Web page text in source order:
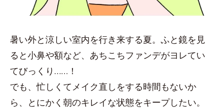
暑い外と涼しい室内を行き来する夏。ふと鏡を見
ると小鼻や額など、あちこちファンデがヨレてい
てびっくり……！
でも、忙しくてメイク直しをする時間もないか
ら、とにかく朝のキレイな状態をキープしたい。